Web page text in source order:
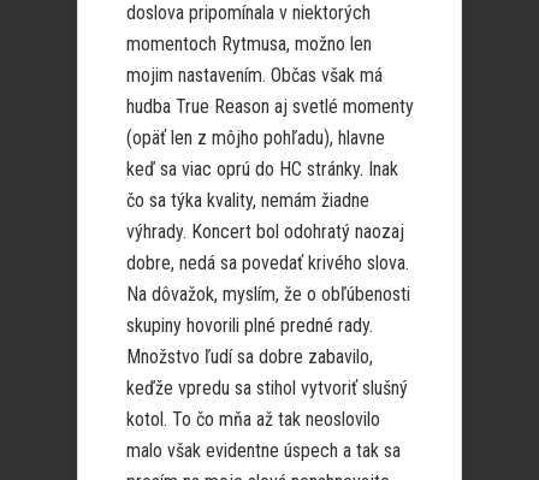
doslova pripomínala v niektorých
momentoch Rytmusa, možno len
mojim nastavením. Občas však má
hudba True Reason aj svetlé momenty
(opäť len z môjho pohľadu), hlavne
keď sa viac oprú do HC stránky. Inak
čo sa týka kvality, nemám žiadne
výhrady. Koncert bol odohratý naozaj
dobre, nedá sa povedať krivého slova.
Na dôvažok, myslím, že o obľúbenosti
skupiny hovorili plné predné rady.
Množstvo ľudí sa dobre zabavilo,
keďže vpredu sa stihol vytvoriť slušný
kotol. To čo mňa až tak neoslovilo
malo však evidentne úspech a tak sa